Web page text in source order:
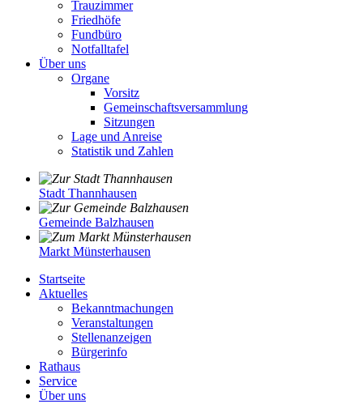
Trauzimmer
Friedhöfe
Fundbüro
Notfalltafel
Über uns
Organe
Vorsitz
Gemeinschaftsversammlung
Sitzungen
Lage und Anreise
Statistik und Zahlen
Stadt Thannhausen
Gemeinde Balzhausen
Markt Münsterhausen
Startseite
Aktuelles
Bekanntmachungen
Veranstaltungen
Stellenanzeigen
Bürgerinfo
Rathaus
Service
Über uns